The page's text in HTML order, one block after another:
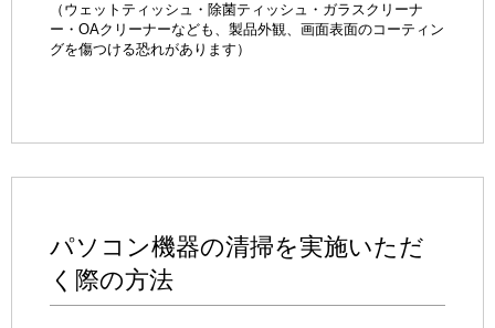
（ウェットティッシュ・除菌ティッシュ・ガラスクリーナ
ー・OAクリーナーなども、製品外観、画面表面のコーティン
グを傷つける恐れがあります）
パソコン機器の清掃を実施いただ
く際の方法